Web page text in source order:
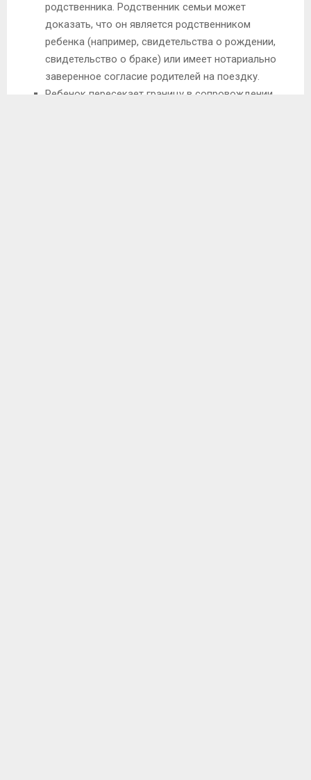
родственника. Родственник семьи может
доказать, что он является родственником
ребенка (например, свидетельства о рождении,
свидетельство о браке) или имеет нотариально
заверенное согласие родителей на поездку.
Ребенок пересекает границу в сопровождении